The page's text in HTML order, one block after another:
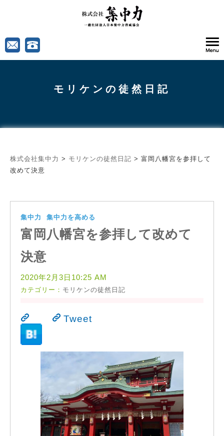
モリケンの徒然日記
株式会社集中力 > モリケンの徒然日記 > 富岡八幡宮を参拝して
改めて決意
集中力 集中力を高める
富岡八幡宮を参拝して改めて
決意
2020年2月3日10:25 AM
カテゴリー： モリケンの徒然日記
Tweet